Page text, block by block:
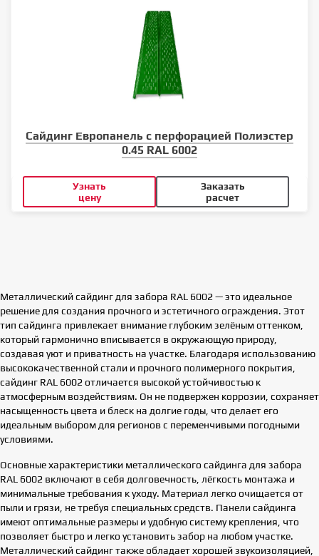
Сайдинг Европанель с перфорацией Полиэстер
0.45 RAL 6002
Узнать
цену
Заказать
расчет
Металлический сайдинг для забора RAL 6002 — это идеальное
решение для создания прочного и эстетичного ограждения. Этот
тип сайдинга привлекает внимание глубоким зелёным оттенком,
который гармонично вписывается в окружающую природу,
создавая уют и приватность на участке. Благодаря использованию
высококачественной стали и прочного полимерного покрытия,
сайдинг RAL 6002 отличается высокой устойчивостью к
атмосферным воздействиям. Он не подвержен коррозии, сохраняет
насыщенность цвета и блеск на долгие годы, что делает его
идеальным выбором для регионов с переменчивыми погодными
условиями.
Основные характеристики металлического сайдинга для забора
RAL 6002 включают в себя долговечность, лёгкость монтажа и
минимальные требования к уходу. Материал легко очищается от
пыли и грязи, не требуя специальных средств. Панели сайдинга
имеют оптимальные размеры и удобную систему крепления, что
позволяет быстро и легко установить забор на любом участке.
Металлический сайдинг также обладает хорошей звукоизоляцией,